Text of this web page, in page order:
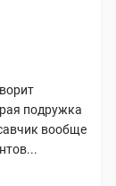
подружка
вообще